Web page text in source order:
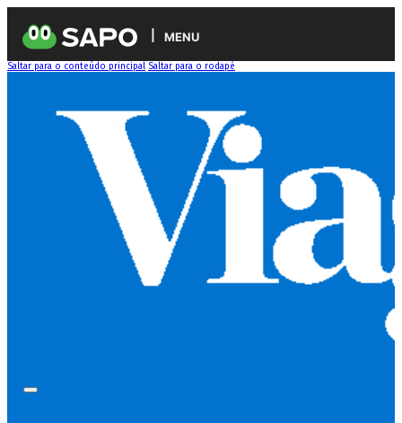
MENU
Saltar para o conteúdo principal Saltar para o rodapé